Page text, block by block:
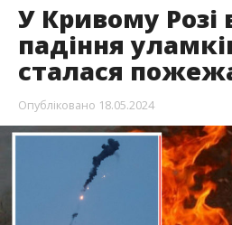
У Кривому Розі
падіння
сталася
Опубліковано 18.05.2024